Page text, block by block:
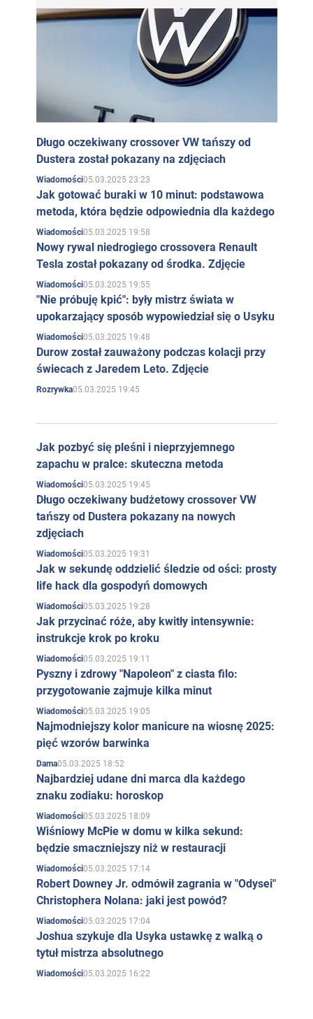
Długo oczekiwany crossover VW tańszy od
Dustera został pokazany na zdjęciach
Wiadomości05.03.2025 23:23
Jak gotować buraki w 10 minut: podstawowa
metoda, która będzie odpowiednia dla każdego
Wiadomości05.03.2025 19:58
Nowy rywal niedrogiego crossovera Renault
Tesla został pokazany od środka. Zdjęcie
Wiadomości05.03.2025 19:55
"Nie próbuję kpić": były mistrz świata w
upokarzający sposób wypowiedział się o Usyku
Wiadomości05.03.2025 19:48
Durow został zauważony podczas kolacji przy
świecach z Jaredem Leto. Zdjęcie
Rozrywka05.03.2025 19:45
Jak pozbyć się pleśni i nieprzyjemnego
zapachu w pralce: skuteczna metoda
Wiadomości05.03.2025 19:45
Długo oczekiwany budżetowy crossover VW
tańszy od Dustera pokazany na nowych
zdjęciach
Wiadomości05.03.2025 19:31
Jak w sekundę oddzielić śledzie od ości: prosty
life hack dla gospodyń domowych
Wiadomości05.03.2025 19:28
Jak przycinać róże, aby kwitły intensywnie:
instrukcje krok po kroku
Wiadomości05.03.2025 19:11
Pyszny i zdrowy "Napoleon" z ciasta filo:
przygotowanie zajmuje kilka minut
Wiadomości05.03.2025 19:05
Najmodniejszy kolor manicure na wiosnę 2025:
pięć wzorów barwinka
Dama05.03.2025 18:52
Najbardziej udane dni marca dla każdego
znaku zodiaku: horoskop
Wiadomości05.03.2025 18:09
Wiśniowy McPie w domu w kilka sekund:
będzie smaczniejszy niż w restauracji
Wiadomości05.03.2025 17:14
Robert Downey Jr. odmówił zagrania w "Odysei"
Christophera Nolana: jaki jest powód?
Wiadomości05.03.2025 17:04
Joshua szykuje dla Usyka ustawkę z walką o
tytuł mistrza absolutnego
Wiadomości05.03.2025 16:22